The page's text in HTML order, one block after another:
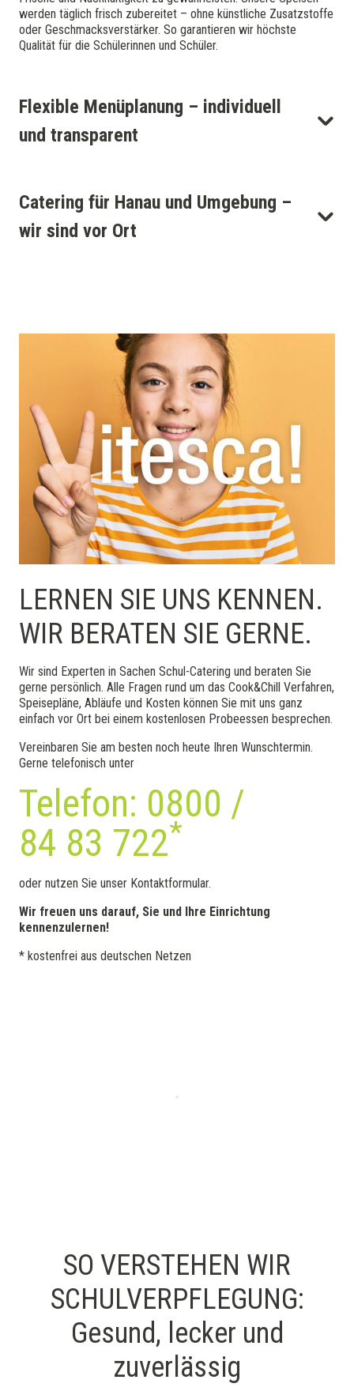
werden täglich frisch zubereitet – ohne künstliche Zusatzstoffe
oder Geschmacksverstärker. So garantieren wir höchste
Qualität für die Schülerinnen und Schüler.
Flexible Menüplanung – individuell
und transparent
Catering für Hanau und Umgebung –
wir sind vor Ort
LERNEN SIE UNS KENNEN.
WIR BERATEN SIE GERNE.
Wir sind Experten in Sachen Schul-Catering und beraten Sie
gerne persönlich. Alle Fragen rund um das Cook&Chill Verfahren,
Speisepläne, Abläufe und Kosten können Sie mit uns ganz
einfach vor Ort bei einem kostenlosen Probeessen besprechen.
Vereinbaren Sie am besten noch heute Ihren Wunschtermin.
Gerne telefonisch unter
Telefon: 0800 /
84 83 722*
oder nutzen Sie unser Kontaktformular.
Wir freuen uns darauf, Sie und Ihre Einrichtung
kennenzulernen!
* kostenfrei aus deutschen Netzen
SO VERSTEHEN WIR
SCHULVERPFLEGUNG:
Gesund, lecker und
zuverlässig